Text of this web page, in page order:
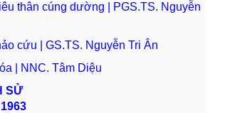
thân cúng dường | PGS.TS. Nguyễn
cứu | GS.TS. Nguyễn Tri Ân
| NNC. Tâm Diệu
SỬ